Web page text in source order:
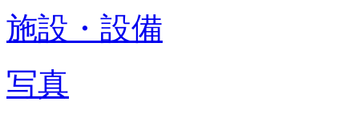
施設・設備
写真